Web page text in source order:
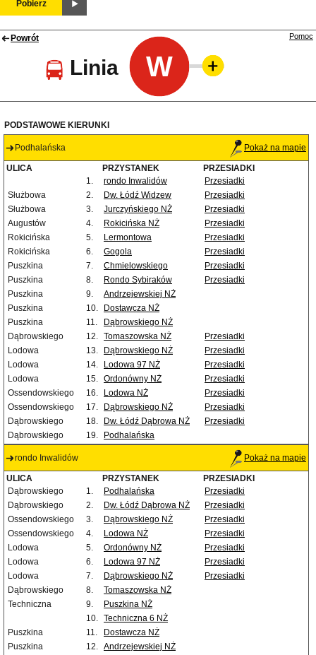
Pobierz
Powrót
Linia W
Pomoc
PODSTAWOWE KIERUNKI
Podhalańska Pokaż na mapie
ULICA PRZYSTANEK
PRZESIADKI
1.
rondo Inwalidów
Przesiadki
Służbowa
2. Dw. Łódź Widzew
Przesiadki
Służbowa
3. Jurczyńskiego NŻ
Przesiadki
Augustów
4. Rokicińska NŻ
Przesiadki
Rokicińska
5. Lermontowa
Przesiadki
Rokicińska
6. Gogola
Przesiadki
Puszkina
7. Chmielowskiego
Przesiadki
Puszkina
8. Rondo Sybiraków
Przesiadki
Puszkina
9.
Andrzejewskiej NŻ
Puszkina
10.
Dostawcza NŻ
Puszkina
11.
Dąbrowskiego NŻ
Dąbrowskiego
12. Tomaszowska NŻ
Przesiadki
Lodowa
13. Dąbrowskiego NŻ
Przesiadki
Lodowa
14. Lodowa 97 NŻ
Przesiadki
Lodowa
15. Ordonówny NŻ
Przesiadki
Ossendowskiego
16. Lodowa NŻ
Przesiadki
Ossendowskiego
17. Dąbrowskiego NŻ
Przesiadki
Dąbrowskiego
18. Dw. Łódź Dąbrowa NŻ
Przesiadki
Dąbrowskiego
19. Podhalańska
rondo Inwalidów Pokaż na mapie
ULICA PRZYSTANEK
PRZESIADKI
Dąbrowskiego
1. Podhalańska
Przesiadki
Dąbrowskiego
2. Dw. Łódź Dąbrowa NŻ
Przesiadki
Ossendowskiego
3. Dąbrowskiego NŻ
Przesiadki
Ossendowskiego
4. Lodowa NŻ
Przesiadki
Lodowa
5. Ordonówny NŻ
Przesiadki
Lodowa
6. Lodowa 97 NŻ
Przesiadki
Lodowa
7. Dąbrowskiego NŻ
Przesiadki
Dąbrowskiego
8.
Tomaszowska NŻ
Techniczna
9.
Puszkina NŻ
10. Techniczna 6 NŻ
Puszkina
11.
Dostawcza NŻ
Puszkina
12. Andrzejewskiej NŻ